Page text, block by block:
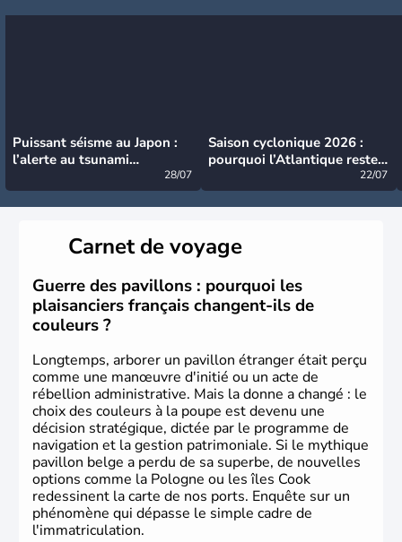
Puissant séisme au Japon :
l’alerte au tsunami
28/07
Saison cyclonique 2026 :
pourquoi l’Atlantique reste
22/07
Carnet de voyage
Guerre des pavillons : pourquoi les
plaisanciers français changent-ils de
couleurs ?
Longtemps, arborer un pavillon étranger était perçu
comme une manœuvre d'initié ou un acte de
rébellion administrative. Mais la donne a changé : le
choix des couleurs à la poupe est devenu une
décision stratégique, dictée par le programme de
navigation et la gestion patrimoniale. Si le mythique
pavillon belge a perdu de sa superbe, de nouvelles
options comme la Pologne ou les îles Cook
redessinent la carte de nos ports. Enquête sur un
phénomène qui dépasse le simple cadre de
l'immatriculation.